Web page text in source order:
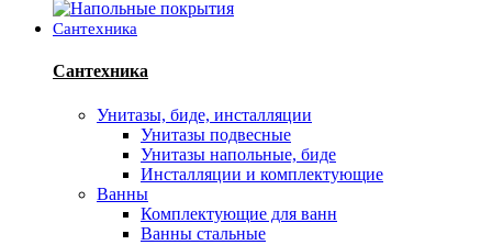
Сантехника
Сантехника
Унитазы, биде, инсталляции
Унитазы подвесные
Унитазы напольные, биде
Инсталляции и комплектующие
Ванны
Комплектующие для ванн
Ванны стальные